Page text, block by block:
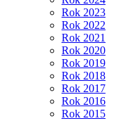
Rok 2023
Rok 2022
Rok 2021
Rok 2020
Rok 2019
Rok 2018
Rok 2017
Rok 2016
Rok 2015